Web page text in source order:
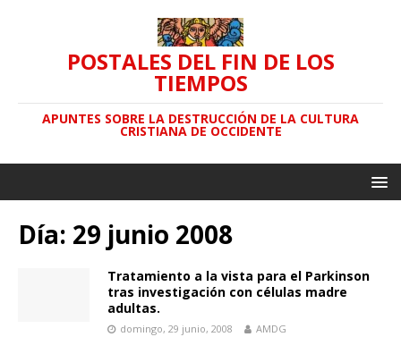
POSTALES DEL FIN DE LOS
TIEMPOS
APUNTES SOBRE LA DESTRUCCIÓN DE LA CULTURA
CRISTIANA DE OCCIDENTE
Día: 29 junio 2008
Tratamiento a la vista para el Parkinson
tras investigación con células madre
adultas.
domingo, 29 junio, 2008 AMDG